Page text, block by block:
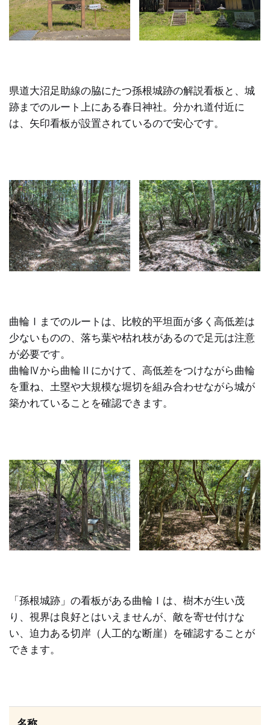
県道大沼足助線の脇にたつ孫根城跡の解説看板と、城
跡までのルート上にある春日神社。分かれ道付近に
は、矢印看板が設置されているので安心です。
曲輪Ⅰまでのルートは、比較的平坦面が多く高低差は
少ないものの、落ち葉や枯れ枝があるので足元は注意
が必要です。
曲輪Ⅳから曲輪Ⅱにかけて、高低差をつけながら曲輪
を重ね、土塁や大規模な堀切を組み合わせながら城が
築かれていることを確認できます。
「孫根城跡」の看板がある曲輪Ⅰは、樹木が生い茂
り、視界は良好とはいえませんが、敵を寄せ付けな
い、迫力ある切岸（人工的な断崖）を確認することが
できます。